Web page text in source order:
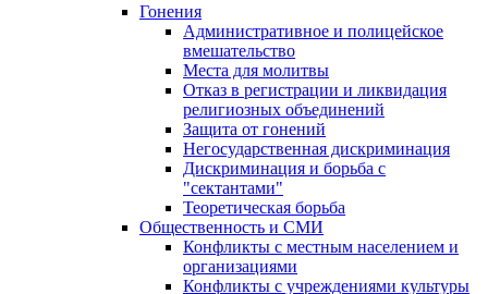
Гонения
Административное и полицейское
вмешательство
Места для молитвы
Отказ в регистрации и ликвидация
религиозных объединений
Защита от гонений
Негосударственная дискриминация
Дискриминация и борьба с
"сектантами"
Теоретическая борьба
Общественность и СМИ
Конфликты с местным населением и
организациями
Конфликты с учреждениями культуры